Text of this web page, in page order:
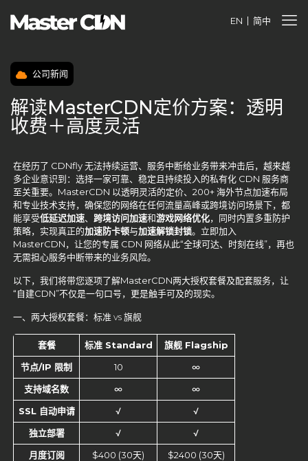
EN 简中
解读MasterCDN定价方案：透明
收费＋高度灵活
公司新闻
在经历了 CDNfly 无法持续运营、服务中断给业务带来冲击后，越来越
多企业意识到：选择一家可靠、稳定且持续投入的私有化 CDN 服务商
至关重要。MasterCDN 以透明灵活的定价、200+ 海外节点加速布局
和专业技术支持，确保您的网络在任何流量高峰或跨境访问场景下，都
能享受低延迟加速、 跨境访问加速和游戏网络优化，同时内置多重防护
策略，实现真正的加速防卡顿与加速解锁封锁。立即加入
MasterCDN，让您的专属 CDN 网络从此“全球可达、时刻在线”，再也
无需担心服务中断带来的业务风险。
以下，我们将带您逐项了解MasterCDN两大授权套餐及配套服务，让
“自建CDN”不仅是一句口号，更是触手可及的现实。
一、两大授权套餐：标准 vs 旗舰
套餐 标准 Standard
旗舰 Flagship
节点/IP 限制 10
∞
支持域名数
∞
∞
SSL 自动申请 √
√
独立部署
√
√
月度订阅
$400 (30天)
$2400 (30天)